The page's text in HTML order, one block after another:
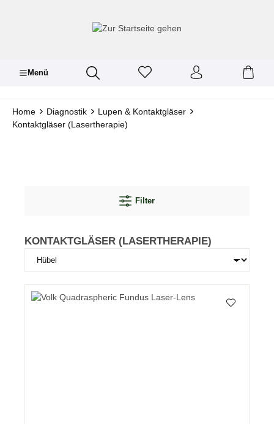
Menü
Home Diagnostik
Lupen & Kontaktgläser
Kontaktgläser (Lasertherapie)
Filter
KONTAKTGLÄSER (LASERTHERAPIE)